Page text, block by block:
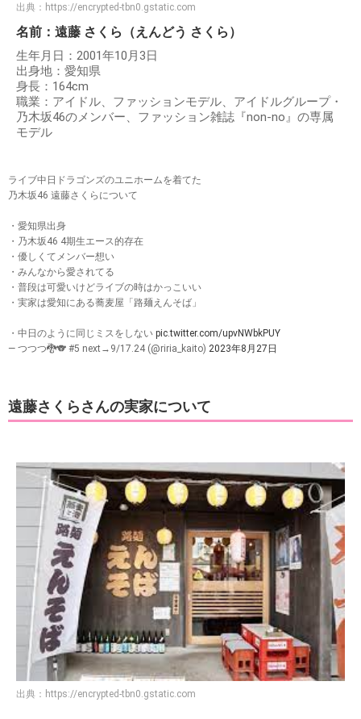
出典： https://encrypted-tbn0.gstatic.com
名前：遠藤 さくら（えんどう さくら）
生年月日：2001年10月3日
出身地：愛知県
身長：164cm
職業：アイドル、ファッションモデル、アイドルグループ・
乃木坂46のメンバー、ファッション雑誌『non-no』の専属
モデル
ライブ中日ドラゴンズのユニホームを着てた
乃木坂46 遠藤さくらについて
・愛知県出身
・乃木坂46 4期生エース的存在
・優しくてメンバー想い
・みんなから愛されてる
・普段は可愛いけどライブの時はかっこいい
・実家は愛知にある蕎麦屋「路麺えんそば」
・中日のように同じミスをしない pic.twitter.com/upvNWbkPUY
— つつつ🐉🐨 #5 next→9/17.24 (@riria_kaito) 2023年8月27日
遠藤さくらさんの実家について
出典： https://encrypted-tbn0.gstatic.com